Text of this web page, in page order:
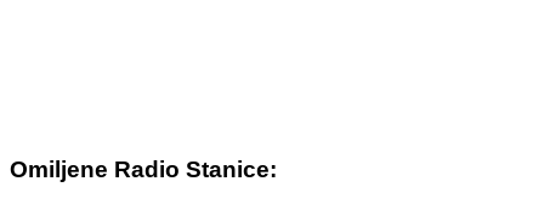
Omiljene Radio Stanice: